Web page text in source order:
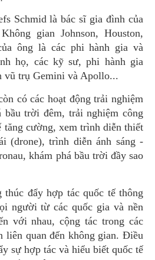
Schmid là bác sĩ gia đình của
gian Johnson, Houston,
ông là các phi hành gia và
họ, các kỹ sư, phi hành gia
vũ trụ Gemini và Apollo...
có các hoạt động trải nghiệm
trời đêm, trải nghiệm công
tăng cường, xem trình diễn thiết
(drone), trình diễn ánh sáng -
khám phá bầu trời đầy sao
đẩy hợp tác quốc tế thông
người từ các quốc gia và nền
với nhau, cộng tác trong các
liên quan đến không gian. Điều
sự hợp tác và hiểu biết quốc tế